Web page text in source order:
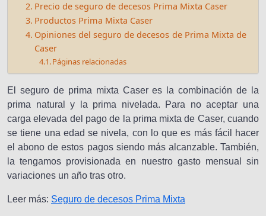
Precio de seguro de decesos Prima Mixta Caser
Productos Prima Mixta Caser
Opiniones del seguro de decesos de Prima Mixta de
Caser
Páginas relacionadas
El seguro de prima mixta Caser es la combinación de la
prima natural y la prima nivelada. Para no aceptar una
carga elevada del pago de la prima mixta de Caser, cuando
se tiene una edad se nivela, con lo que es más fácil hacer
el abono de estos pagos siendo más alcanzable. También,
la tengamos provisionada en nuestro gasto mensual sin
variaciones un año tras otro.
Leer más: Seguro de decesos Prima Mixta